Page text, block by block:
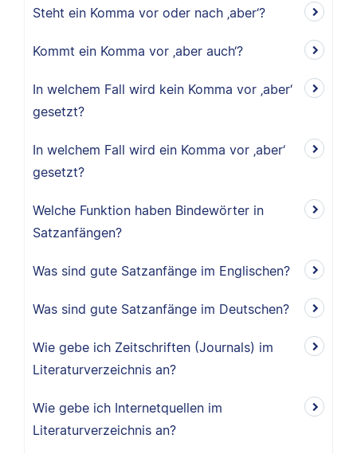
Steht ein Komma vor oder nach ‚aber‘?
Kommt ein Komma vor ‚aber auch‘?
In welchem Fall wird kein Komma vor ‚aber‘
gesetzt?
In welchem Fall wird ein Komma vor ‚aber‘
gesetzt?
Welche Funktion haben Bindewörter in
Satzanfängen?
Was sind gute Satzanfänge im Englischen?
Was sind gute Satzanfänge im Deutschen?
Wie gebe ich Zeitschriften (Journals) im
Literaturverzeichnis an?
Wie gebe ich Internetquellen im
Literaturverzeichnis an?